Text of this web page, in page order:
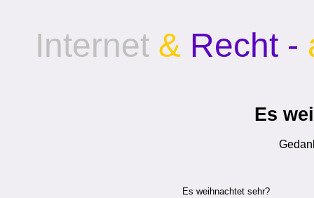
Internet & Recht -
Es
Es weihnachtet sehr?